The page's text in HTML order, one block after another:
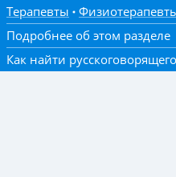
Терапевты
Подробнее об этом разделе
Как найти